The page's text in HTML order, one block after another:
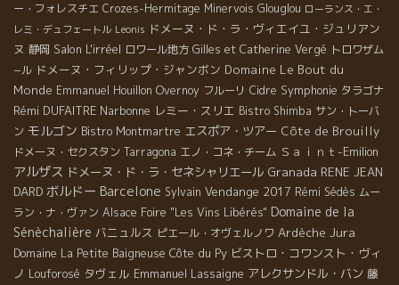
ー・フォレスチエ Crozes-Hermitage Minervois Glouglou ローランス・エ・
レミ・デュフェートル Leonis ドメーヌ・ド・ラ・ヴィエイユ・ジュリアン
ヌ 静岡 Salon L'irréel ロワール地方 Gilles et Catherine Vergé トロワザム
−ル ドメーヌ・フィリップ・ジャンボン Domaine Le Bout du
Monde Emmanuel Houillon Overnoy フルーリ Cidre Symphonie タラゴナ
Rémi DUFAITRE Narbonne レミー・スリエ Bistro Shimba サン・トーバ
ン モルゴン Bistro Montmartre エスポア・ツアー Côte de Brouilly
ドメーヌ・セクスタン Tarragona エノ・コネ・チーム Ｓａｉｎｔ-Emilion
アルザス ドメーヌ・ド・ラ・セネシャリエール Granada RENE JEAN
DARD ボルドー Barcelone Sylvain Vendange 2017 Rémi Sédès ムー
ラン・ナ・ヴァン Alsace Foire "Les Vins Libérés" Domaine de la
Sénèchalière バニュルス ピエール・オヴェルノワ Ardèche Jura
Domaine La Petite Baigneuse Côte du Py ビストロ・コワンスト・ヴィ
ノ Louforosé タヴェル Emmanuel Lassaigne アレクサンドル・バン 藤